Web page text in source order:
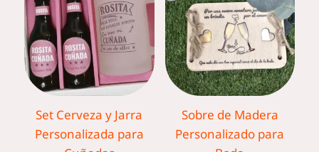
Set Cerveza y Jarra
Personalizada para
Sobre de Madera
Personalizado para